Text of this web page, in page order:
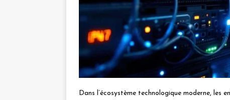
Dans l’écosystème technologique moderne,